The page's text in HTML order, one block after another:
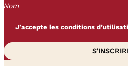
J’accepte les conditions